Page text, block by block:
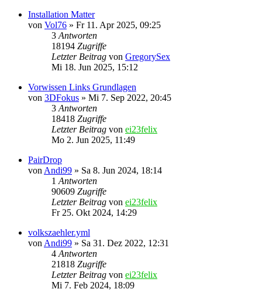
Installation Matter
von Vol76 » Fr 11. Apr 2025, 09:25
3 Antworten
18194 Zugriffe
Letzter Beitrag von GregorySex
Mi 18. Jun 2025, 15:12
Vorwissen Links Grundlagen
von 3DFokus » Mi 7. Sep 2022, 20:45
3 Antworten
18418 Zugriffe
Letzter Beitrag von ei23felix
Mo 2. Jun 2025, 11:49
PairDrop
von Andi99 » Sa 8. Jun 2024, 18:14
1 Antworten
90609 Zugriffe
Letzter Beitrag von ei23felix
Fr 25. Okt 2024, 14:29
volkszaehler.yml
von Andi99 » Sa 31. Dez 2022, 12:31
4 Antworten
21818 Zugriffe
Letzter Beitrag von ei23felix
Mi 7. Feb 2024, 18:09